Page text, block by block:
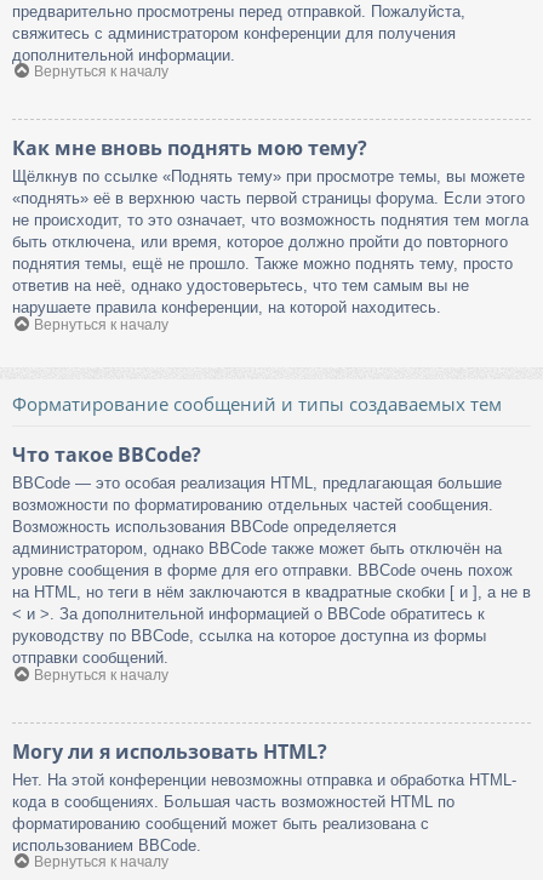
предварительно просмотрены перед отправкой. Пожалуйста,
свяжитесь с администратором конференции для получения
дополнительной информации.
Вернуться к началу
Как мне вновь поднять мою тему?
Щёлкнув по ссылке «Поднять тему» при просмотре темы, вы можете
«поднять» её в верхнюю часть первой страницы форума. Если этого
не происходит, то это означает, что возможность поднятия тем могла
быть отключена, или время, которое должно пройти до повторного
поднятия темы, ещё не прошло. Также можно поднять тему, просто
ответив на неё, однако удостоверьтесь, что тем самым вы не
нарушаете правила конференции, на которой находитесь.
Вернуться к началу
Форматирование сообщений и типы создаваемых тем
Что такое BBCode?
BBCode — это особая реализация HTML, предлагающая большие
возможности по форматированию отдельных частей сообщения.
Возможность использования BBCode определяется
администратором, однако BBCode также может быть отключён на
уровне сообщения в форме для его отправки. BBCode очень похож
на HTML, но теги в нём заключаются в квадратные скобки [ и ], а не в
< и >. За дополнительной информацией о BBCode обратитесь к
руководству по BBCode, ссылка на которое доступна из формы
отправки сообщений.
Вернуться к началу
Могу ли я использовать HTML?
Нет. На этой конференции невозможны отправка и обработка HTML-
кода в сообщениях. Большая часть возможностей HTML по
форматированию сообщений может быть реализована с
использованием BBCode.
Вернуться к началу